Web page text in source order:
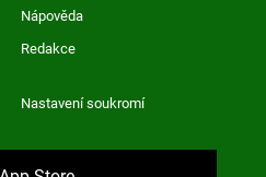
Nápověda
Redakce
Nastavení soukromí